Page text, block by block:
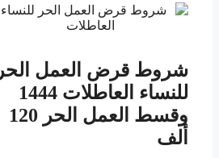
شروط قرض العمل الحر
للنساء العاطلات 1444
وقسط العمل الحر 120
ألف